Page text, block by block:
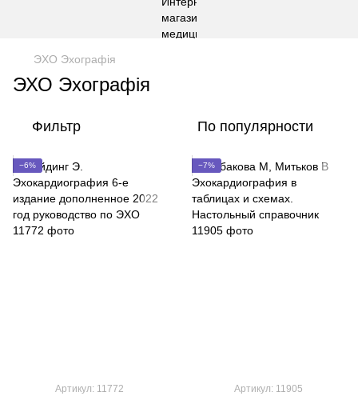
ЭХО Эхографія
ЭХО Эхографія
Фильтр По популярности
−6%
Артикул: 11772
−7%
Артикул: 11905